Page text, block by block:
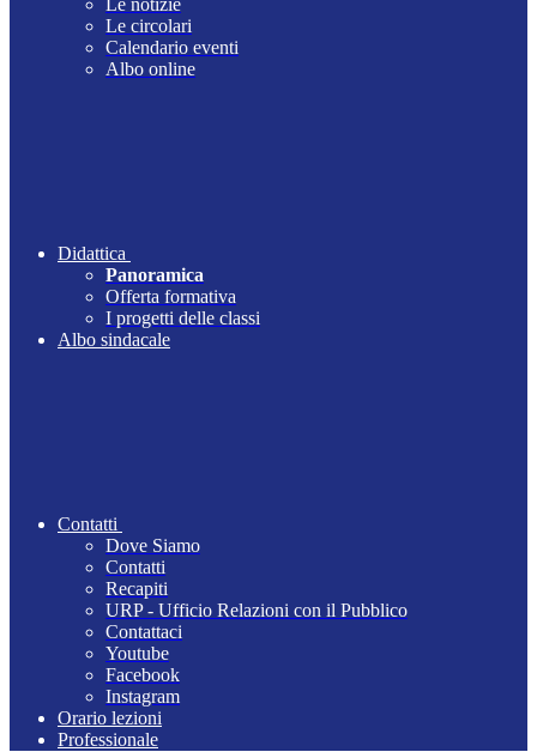
Le notizie
Le circolari
Calendario eventi
Albo online
Didattica
Panoramica
Offerta formativa
I progetti delle classi
Albo sindacale
Contatti
Dove Siamo
Contatti
Recapiti
URP - Ufficio Relazioni con il Pubblico
Contattaci
Youtube
Facebook
Instagram
Orario lezioni
Professionale